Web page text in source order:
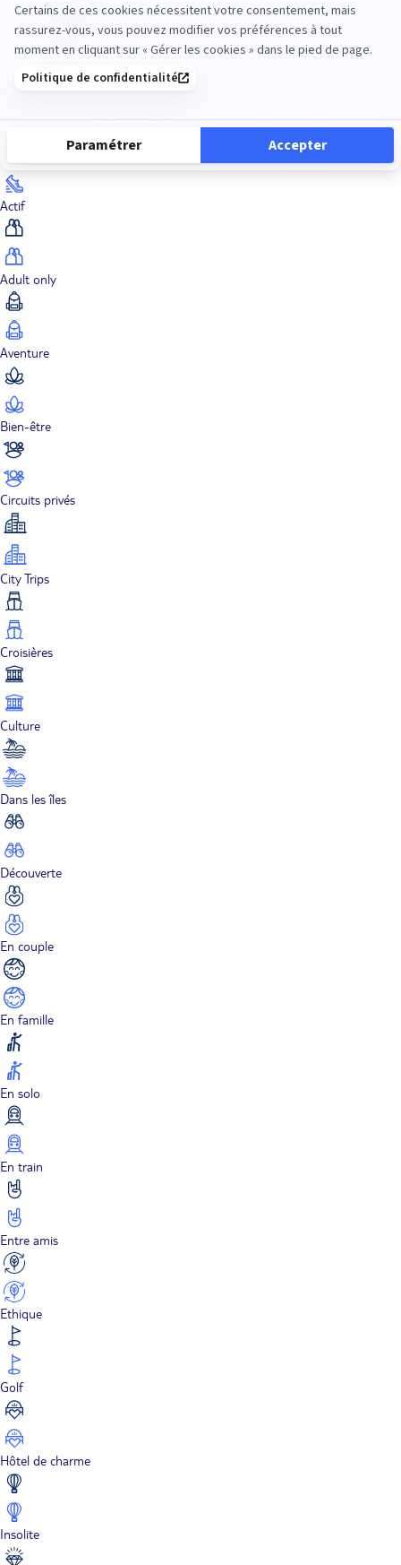
Océan Indien
Actif
Adult only
Aventure
Bien-être
Circuits privés
City Trips
Croisières
Culture
Dans les îles
Découverte
En couple
En famille
En solo
En train
Entre amis
Ethique
Golf
Hôtel de charme
Insolite